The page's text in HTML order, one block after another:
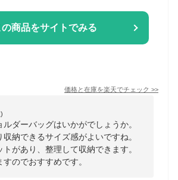
の商品をサイトでみる
価格と在庫を楽天でチェック >>
ダーバッグはいかがでしょうか。
納できるサイズ感がよいですね。
があり、整理して収納できます。
のでおすすめです。